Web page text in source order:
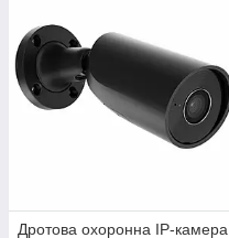
Дротова охоронна IP-камера